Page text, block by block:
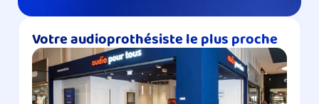
Votre audioprothésiste le plus proche